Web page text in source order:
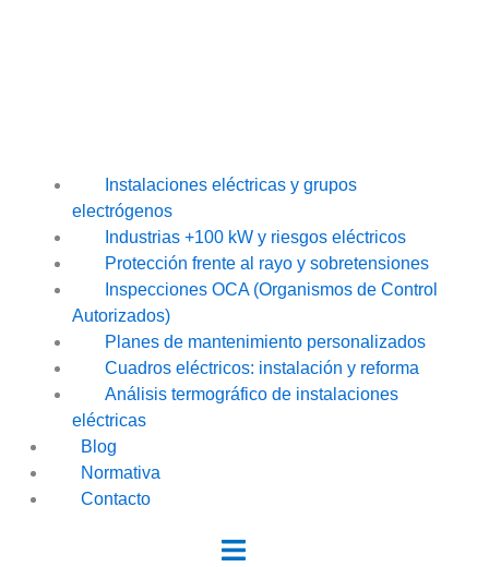
Instalaciones eléctricas y grupos
electrógenos
Industrias +100 kW y riesgos eléctricos
Protección frente al rayo y sobretensiones
Inspecciones OCA (Organismos de Control
Autorizados)
Planes de mantenimiento personalizados
Cuadros eléctricos: instalación y reforma
Análisis termográfico de instalaciones
eléctricas
Blog
Normativa
Contacto